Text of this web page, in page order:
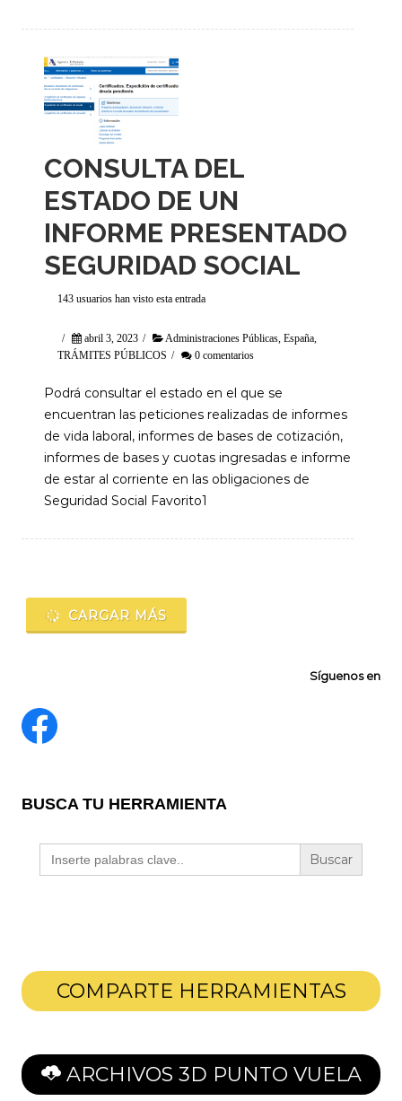
CONSULTA DEL
ESTADO DE UN
INFORME PRESENTADO
SEGURIDAD SOCIAL
143 usuarios han visto esta entrada
/ abril 3, 2023 / Administraciones Públicas España
TRÁMITES PÚBLICOS / 0 comentarios
Podrá consultar el estado en el que se
encuentran las peticiones realizadas de informes
de vida laboral, informes de bases de cotización,
informes de bases y cuotas ingresadas e informe
de estar al corriente en las obligaciones de
Seguridad Social Favorito1
de
entradas
CARGAR MÁS
Síguenos en
BUSCA TU HERRAMIENTA
Buscar:
COMPARTE HERRAMIENTAS
ARCHIVOS 3D PUNTO VUELA